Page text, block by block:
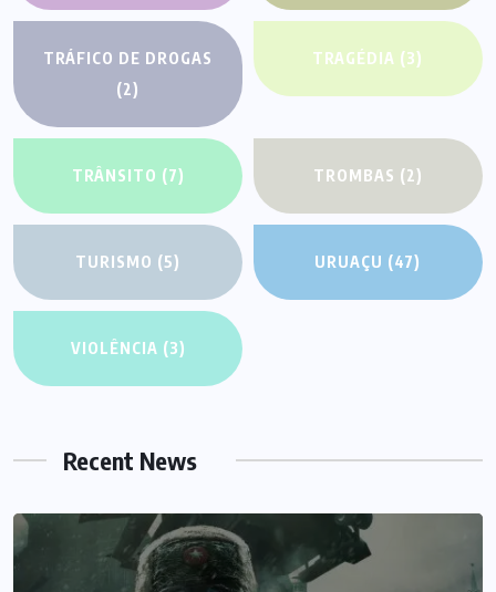
TRÁFICO DE DROGAS
(2)
TRAGÉDIA (3)
TRÂNSITO (7) TROMBAS (2)
TURISMO (5) URUAÇU (47)
VIOLÊNCIA (3)
Recent News